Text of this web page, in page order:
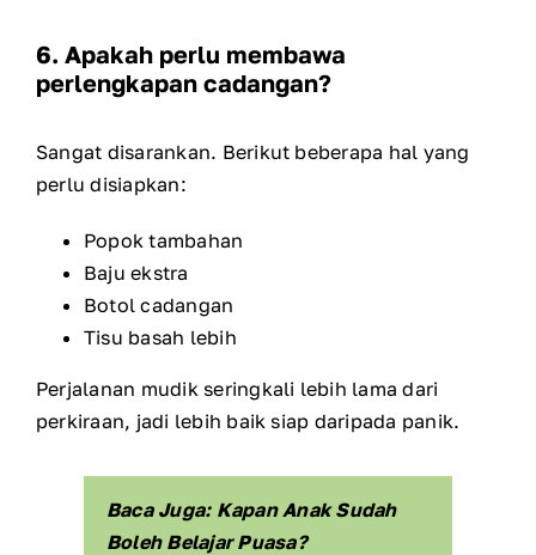
6. Apakah perlu membawa
perlengkapan cadangan?
Sangat disarankan. Berikut beberapa hal yang
perlu disiapkan:
Popok tambahan
Baju ekstra
Botol cadangan
Tisu basah lebih
Perjalanan mudik seringkali lebih lama dari
perkiraan, jadi lebih baik siap daripada panik.
Baca Juga: Kapan Anak Sudah
Boleh Belajar Puasa?